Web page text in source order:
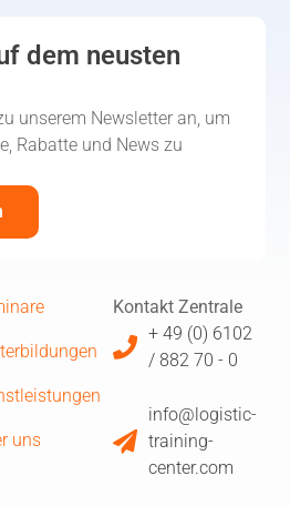
dem neusten
unserem Newsletter an, um
Rabatte und News zu
uns
Kontakt Zentrale
+ 49 (0) 6102
/ 882 70 - 0
info@logistic-
training-
center.com